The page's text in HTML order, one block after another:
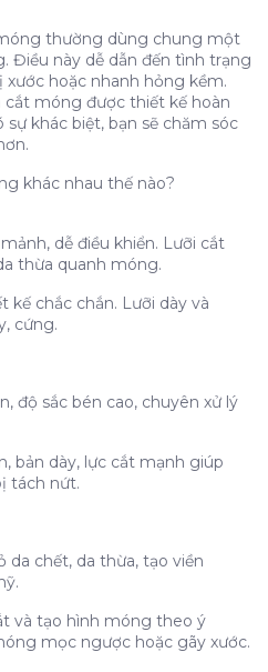
thường dùng chung một
Điều này dễ dẫn đến tình trạng
hoặc nhanh hỏng kềm.
cắt móng được thiết kế hoàn
khác biệt, bạn sẽ chăm sóc
khác nhau thế nào?
dễ điều khiển. Lưỡi cắt
thừa quanh móng.
kế chắc chắn. Lưỡi dày và
cứng.
độ sắc bén cao, chuyên xử lý
bản dày, lực cắt mạnh giúp
tách nứt.
da chết, da thừa, tạo viền
và tạo hình móng theo ý
mọc ngược hoặc gãy xước.